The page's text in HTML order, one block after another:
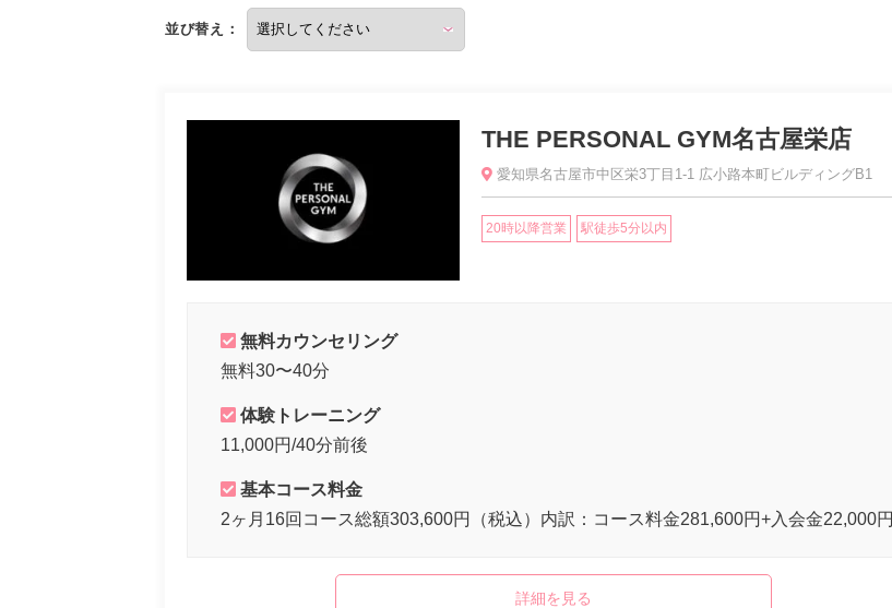
並び替え：
THE PERSONAL GYM名古屋栄店
愛知県名古屋市中区栄3丁目1-1 広小路本町ビルディングB1
20時以降営業 駅徒歩5分以内
無料カウンセリング
無料30〜40分
体験トレーニング
11,000円/40分前後
基本コース料金
2ヶ月16回コース総額303,600円（税込）内訳：コース料金281,600円+入会金22,000円
詳細を見る